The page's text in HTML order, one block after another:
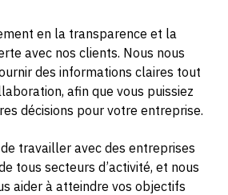
en la transparence et la
avec nos clients. Nous nous
des informations claires tout
afin que vous puissiez
décisions pour votre entreprise.
travailler avec des entreprises
tous secteurs d’activité, et nous
aider à atteindre vos objectifs